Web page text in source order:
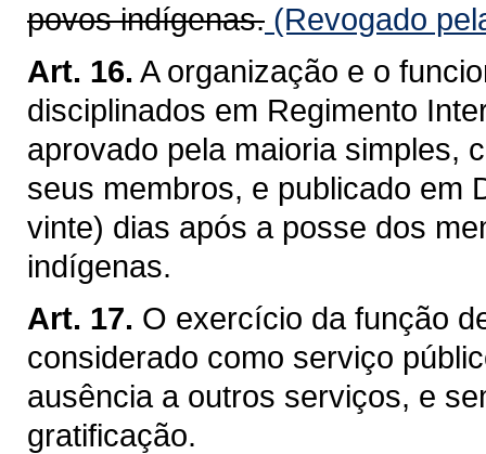
povos indígenas. (Revogado
Art. 16. A organização e o
disciplinados em Regimento
aprovado pela maioria simples,
seus membros, e publicado em
vinte) dias após a posse dos
indígenas.
Art. 17. O exercício da função
considerado como serviço
ausência a outros serviços, e
gratificação.